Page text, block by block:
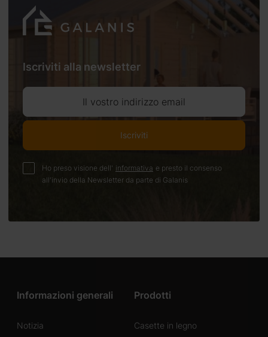
Iscriviti alla newsletter
Il vostro indirizzo email
Iscriviti
Ho preso visione dell' informativa e presto il consenso
all'invio della Newsletter da parte di Galanis
Informazioni generali
Notizia
Prodotti
Casette in legno